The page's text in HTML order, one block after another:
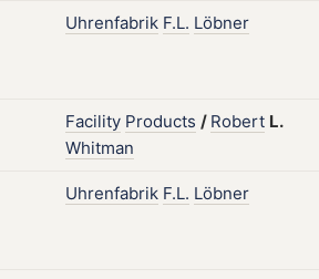
Uhrenfabrik F.L. Löbner
Facility Products / Robert L.
Whitman
Uhrenfabrik F.L. Löbner